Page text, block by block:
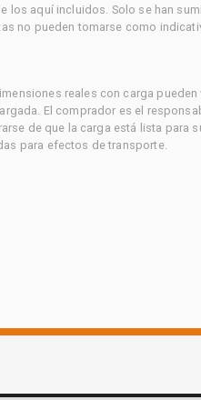
los aquí incluidos. Solo se han
no pueden tomarse como
reales con carga pueden
El comprador es el
de que la carga está lista para
para efectos de transporte.